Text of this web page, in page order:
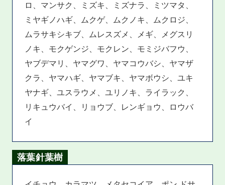
ロ、マンサク、ミズキ、ミズナラ、ミツマタ、
ミヤギノハギ、ムクゲ、ムクノキ、ムクロジ、
ムラサキシキブ、ムレスズメ、メギ、メグスリ
ノキ、モクゲンジ、モクレン、モミジバフウ、
ヤブデマリ、ヤマグワ、ヤマコウバシ、ヤマザ
クラ、ヤマハギ、ヤマブキ、ヤマボウシ、ユキ
ヤナギ、ユスラウメ、ユリノキ、ライラック、
リキュウバイ、リョウブ、レンギョウ、ロウバ
イ
落葉針葉樹